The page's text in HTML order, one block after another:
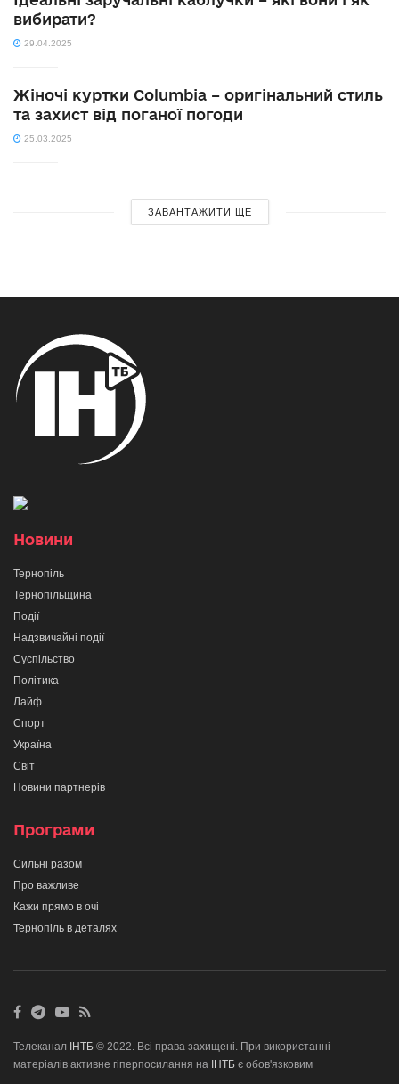
вибирати?
29.04.2025
Жіночі куртки Columbia – оригінальний стиль
та захист від поганої погоди
25.03.2025
ЗАВАНТАЖИТИ ЩЕ
Новини
Тернопіль
Тернопільщина
Події
Надзвичайні події
Суспільство
Політика
Лайф
Спорт
Україна
Світ
Новини партнерів
Програми
Сильні разом
Про важливе
Кажи прямо в очі
Тернопіль в деталях
Телеканал ІНТБ © 2022. Всі права захищені. При використанні
матеріалів активне гіперпосилання на ІНТБ є обов'язковим